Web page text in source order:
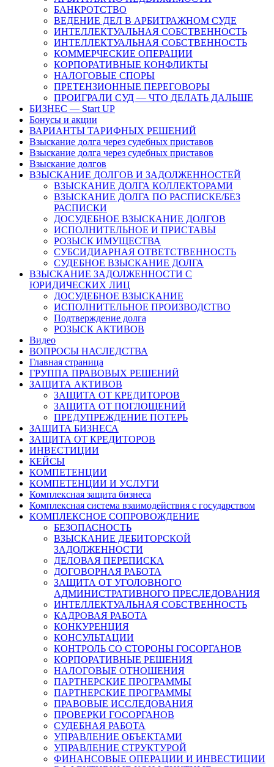
БАНКРОТСТВО
ВЕДЕНИЕ ДЕЛ В АРБИТРАЖНОМ СУДЕ
ИНТЕЛЛЕКТУАЛЬНАЯ СОБСТВЕННОСТЬ
ИНТЕЛЛЕКТУАЛЬНАЯ СОБСТВЕННОСТЬ
КОММЕРЧЕСКИЕ ОПЕРАЦИИ
КОРПОРАТИВНЫЕ КОНФЛИКТЫ
НАЛОГОВЫЕ СПОРЫ
ПРЕТЕНЗИОННЫЕ ПЕРЕГОВОРЫ
ПРОИГРАЛИ СУД — ЧТО ДЕЛАТЬ ДАЛЬШЕ
БИЗНЕС — Start UP
Бонусы и акции
ВАРИАНТЫ ТАРИФНЫХ РЕШЕНИЙ
Взыскание долга через судебных приставов
Взыскание долга через судебных приставов
Взыскание долгов
ВЗЫСКАНИЕ ДОЛГОВ И ЗАДОЛЖЕННОСТЕЙ
ВЗЫСКАНИЕ ДОЛГА КОЛЛЕКТОРАМИ
ВЗЫСКАНИЕ ДОЛГА ПО РАСПИСКЕ/БЕЗ
РАСПИСКИ
ДОСУДЕБНОЕ ВЗЫСКАНИЕ ДОЛГОВ
ИСПОЛНИТЕЛЬНОЕ И ПРИСТАВЫ
РОЗЫСК ИМУЩЕСТВА
СУБСИДИАРНАЯ ОТВЕТСТВЕННОСТЬ
СУДЕБНОЕ ВЗЫСКАНИЕ ДОЛГА
ВЗЫСКАНИЕ ЗАДОЛЖЕННОСТИ С
ЮРИДИЧЕСКИХ ЛИЦ
ДОСУДЕБНОЕ ВЗЫСКАНИЕ
ИСПОЛНИТЕЛЬНОЕ ПРОИЗВОДСТВО
Подтверждение долга
РОЗЫСК АКТИВОВ
Видео
ВОПРОСЫ НАСЛЕДСТВА
Главная страница
ГРУППА ПРАВОВЫХ РЕШЕНИЙ
ЗАЩИТА АКТИВОВ
ЗАЩИТА ОТ КРЕДИТОРОВ
ЗАЩИТА ОТ ПОГЛОЩЕНИЙ
ПРЕДУПРЕЖДЕНИЕ ПОТЕРЬ
ЗАЩИТА БИЗНЕСА
ЗАЩИТА ОТ КРЕДИТОРОВ
ИНВЕСТИЦИИ
КЕЙСЫ
КОМПЕТЕНЦИИ
КОМПЕТЕНЦИИ И УСЛУГИ
Комплексная защита бизнеса
Комплексная система взаимодействия с государством
КОМПЛЕКСНОЕ СОПРОВОЖДЕНИЕ
БЕЗОПАСНОСТЬ
ВЗЫСКАНИЕ ДЕБИТОРСКОЙ
ЗАДОЛЖЕННОСТИ
ДЕЛОВАЯ ПЕРЕПИСКА
ДОГОВОРНАЯ РАБОТА
ЗАЩИТА ОТ УГОЛОВНОГО
АДМИНИСТРАТИВНОГО ПРЕСЛЕДОВАНИЯ
ИНТЕЛЛЕКТУАЛЬНАЯ СОБСТВЕННОСТЬ
КАДРОВАЯ РАБОТА
КОНКУРЕНЦИЯ
КОНСУЛЬТАЦИИ
КОНТРОЛЬ СО СТОРОНЫ ГОСОРГАНОВ
КОРПОРАТИВНЫЕ РЕШЕНИЯ
НАЛОГОВЫЕ ОТНОШЕНИЯ
ПАРТНЕРСКИЕ ПРОГРАММЫ
ПАРТНЕРСКИЕ ПРОГРАММЫ
ПРАВОВЫЕ ИССЛЕДОВАНИЯ
ПРОВЕРКИ ГОСОРГАНОВ
СУДЕБНАЯ РАБОТА
УПРАВЛЕНИЕ ОБЪЕКТАМИ
УПРАВЛЕНИЕ СТРУКТУРОЙ
ФИНАНСОВЫЕ ОПЕРАЦИИ И ИНВЕСТИЦИИ